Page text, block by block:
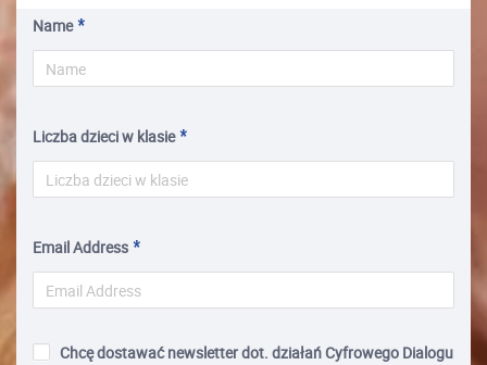
Name
Liczba dzieci w klasie
Email Address
Chcę dostawać newsletter dot. działań Cyfrowego Dialogu